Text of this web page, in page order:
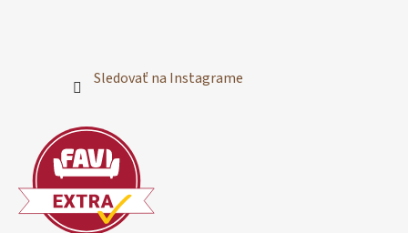
Sledovať na Instagrame